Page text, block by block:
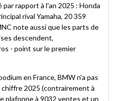
rapport à l'an 2025 : Honda
rival Yamaha, 20 359
note aussi que les parts de
descendent,
- point sur le premier
en France, BMW n'a pas
2025 (contrairement à
plafonne à 9032 ventes et un